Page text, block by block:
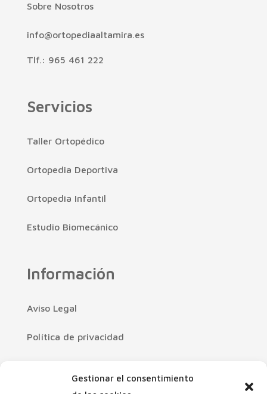
Gestionar el consentimiento
Sobre Nosotros
info@ortopediaaltamira.es
Tlf.: 965 461 222
Servicios
Taller Ortopédico
Ortopedia Deportiva
Ortopedia Infantil
Estudio Biomecánico
Información
Aviso Legal
Política de privacidad